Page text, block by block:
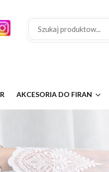
AKCESORIA DO FIRAN